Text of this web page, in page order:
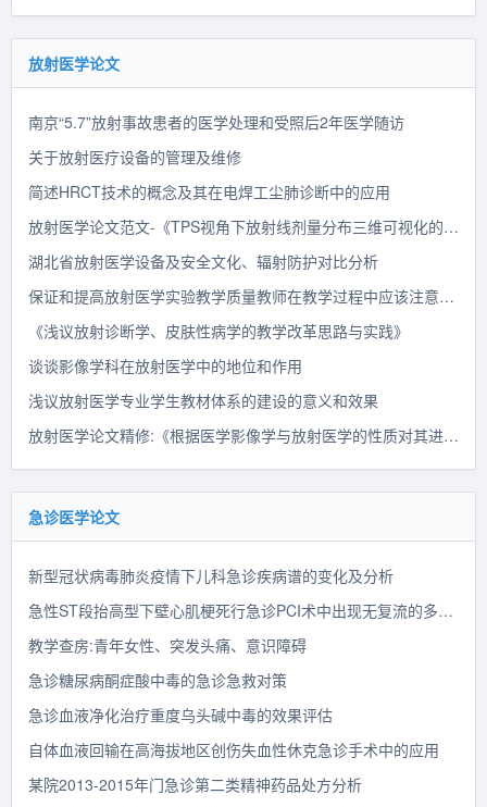
放射医学论文
南京“5.7”放射事故患者的医学处理和受照后2年医学随访
关于放射医疗设备的管理及维修
简述HRCT技术的概念及其在电焊工尘肺诊断中的应用
放射医学论文范文-《TPS视角下放射线剂量分布三维可视化的实现方法分析》
湖北省放射医学设备及安全文化、辐射防护对比分析
保证和提高放射医学实验教学质量教师在教学过程中应该注意的几个问题
《浅议放射诊断学、皮肤性病学的教学改革思路与实践》
谈谈影像学科在放射医学中的地位和作用
浅议放射医学专业学生教材体系的建设的意义和效果
放射医学论文精修:《根据医学影像学与放射医学的性质对其进行分类》
急诊医学论文
新型冠状病毒肺炎疫情下儿科急诊疾病谱的变化及分析
急性ST段抬高型下壁心肌梗死行急诊PCI术中出现无复流的多因素分析
教学查房:青年女性、突发头痛、意识障碍
急诊糖尿病酮症酸中毒的急诊急救对策
急诊血液净化治疗重度乌头碱中毒的效果评估
自体血液回输在高海拔地区创伤失血性休克急诊手术中的应用
某院2013-2015年门急诊第二类精神药品处方分析